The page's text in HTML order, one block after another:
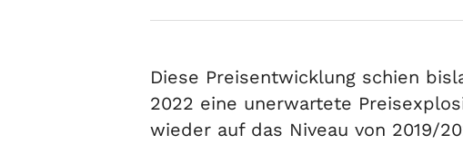
Diese Preisentwicklung schien
2022 eine unerwartete
wieder auf das Niveau von 2019/